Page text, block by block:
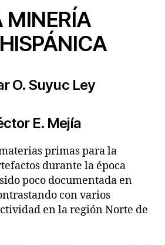
MINERÍA
O. Suyuc Ley
E. Mejía
primas para la
durante la época
poco documentada en
con varios
en la región Norte de